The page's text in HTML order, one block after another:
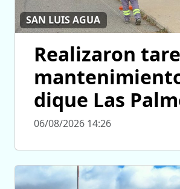
SAN LUIS AGUA
Realizaron
dique Las
06/08/2026 14:26